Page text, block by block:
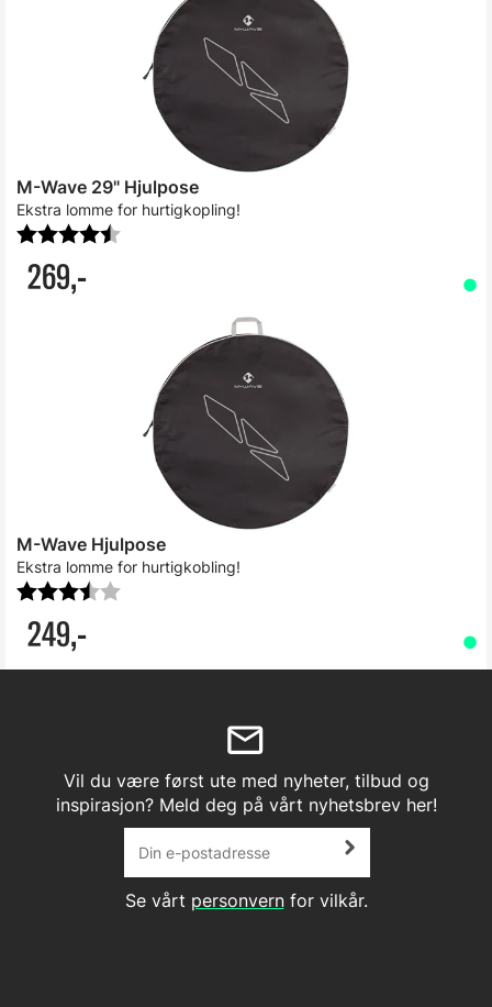
M-Wave 29" Hjulpose
Ekstra lomme for hurtigkopling!
269,-
Karakter:
M-Wave Hjulpose
Ekstra lomme for hurtigkobling!
249,-
Karakter:
Vil du være først ute med nyheter, tilbud og
inspirasjon? Meld deg på vårt nyhetsbrev her!
Se vårt personvernfor vilkår.